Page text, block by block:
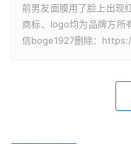
前男友面膜用了脸上出现
商标、logo均为品牌方所
信boge1927删除：